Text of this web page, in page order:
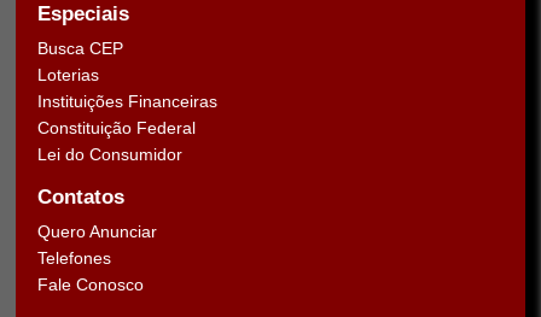
Especiais
Busca CEP
Loterias
Instituições Financeiras
Constituição Federal
Lei do Consumidor
Contatos
Quero Anunciar
Telefones
Fale Conosco